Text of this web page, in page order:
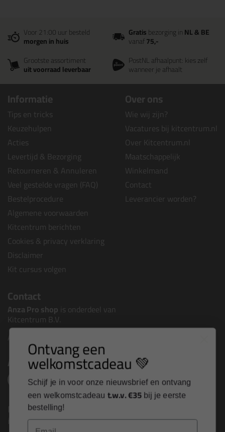
Voor 21:00 uur besteld
morgen in huis
Gratisbezorging inNL & BE
vanaf75,-
Grootste assortiment
uit voorraad leverbaar
PostNL afhaalpunt: kies zelf
wanneer je afhaalt
Informatie
Tips en tricks
Keuzehulpen
Acties
Levertijd & Bezorging
Retourneren & Annuleren
Veel gestelde vragen (FAQ)
Bestelprocedure
Algemene voorwaarden
Kitcentrum berichten
Cookies & privacy verklaring
Disclaimer
Kit cursus volgen
Over ons
Wie wij zijn?
Vacatures bij kitcentrum.nl
Over Kitcentrum.nl
Maatschappelijk
Winkelmand
Contact
Leverancier worden?
Contact
Anza Pro shop is onderdeel van
Kitcentrum B.V.
Alle contactgegevens >
Altijd op de hoogte blijven?
Nieuws, tips en exclusieve deals rechtstreeks in je
inbox
Ontvang een
welkomstcadeau 💚
Schijf je in voor onze nieuwsbrief en ontvang
een welkomstcadeau t.w.v. €35 bij je eerste
bestelling!